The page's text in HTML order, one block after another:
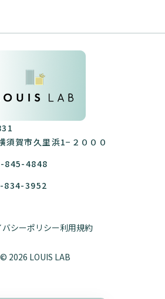
須賀市久里浜1−２０００
845-4848
834-3952
© 2026 LOUIS LAB
バシーポリシー利用規約